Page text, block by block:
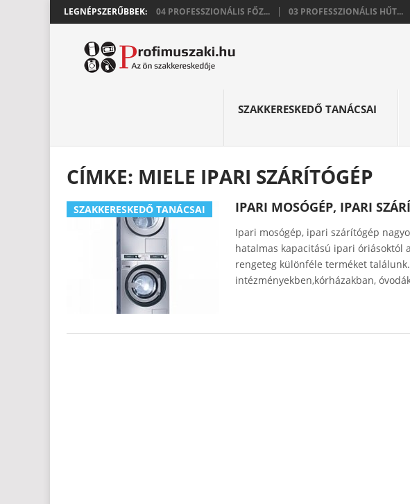
LEGNÉPSZERŰBBEK: 04 PROFESSZIONÁLIS FŐZ... 03 PROFESSZIONÁLIS HŰT...
SZAKKERESKEDŐ TANÁCSAI
CÍMKE: MIELE IPARI SZÁRÍTÓGÉP
SZAKKERESKEDŐ TANÁCSAI IPARI MOSÓGÉP, IPARI
Ipari mosógép, ipari szárítógép
hatalmas kapacitású ipari óriásoktól
rengeteg különféle terméket
intézményekben,kórházakban,